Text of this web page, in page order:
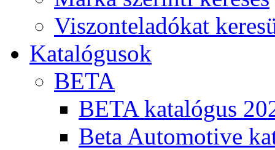
Viszonteladókat
Katalógusok
BETA
BETA katalógus
Beta Automotive